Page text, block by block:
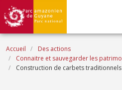
Aller au contenu principal
Fil d'Ariane
Accueil
Des actions
Connaitre et sauvegarder les
Construction de carbets